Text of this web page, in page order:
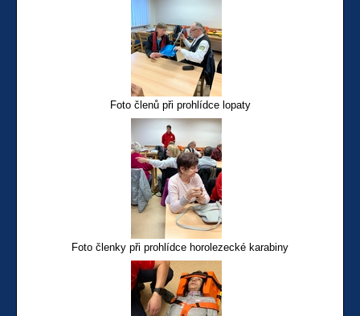
Foto členů při prohlídce lopaty
Foto členky při prohlídce horolezecké karabiny